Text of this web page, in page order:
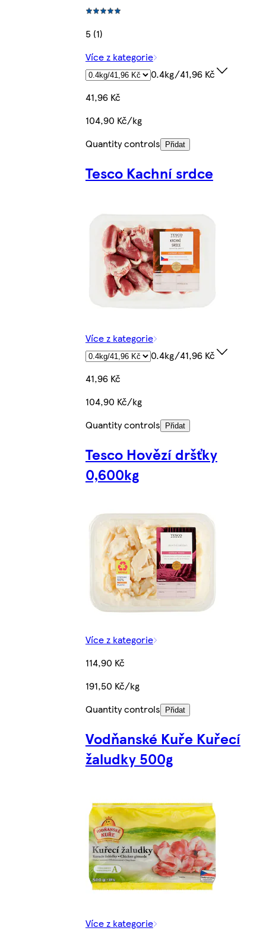
5 (1)
Více z kategorie
0.4kg/41,96 Kč
41,96 Kč
104,90 Kč/kg
Quantity controls
Přidat
Tesco Kachní srdce
Více z kategorie
0.4kg/41,96 Kč
41,96 Kč
104,90 Kč/kg
Quantity controls
Přidat
Tesco Hovězí dršťky
0,600kg
Více z kategorie
114,90 Kč
191,50 Kč/kg
Quantity controls
Přidat
Vodňanské Kuře Kuřecí
žaludky 500g
Více z kategorie